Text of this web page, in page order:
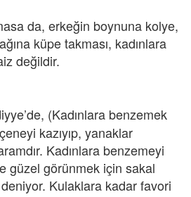
da, erkeğin boynuna kolye,
küpe takması, kadınlara
değildir.
(Kadınlara benzemek
kazıyıp, yanaklar
Kadınlara benzemeyi
güzel görünmek için sakal
Kulaklara kadar favori